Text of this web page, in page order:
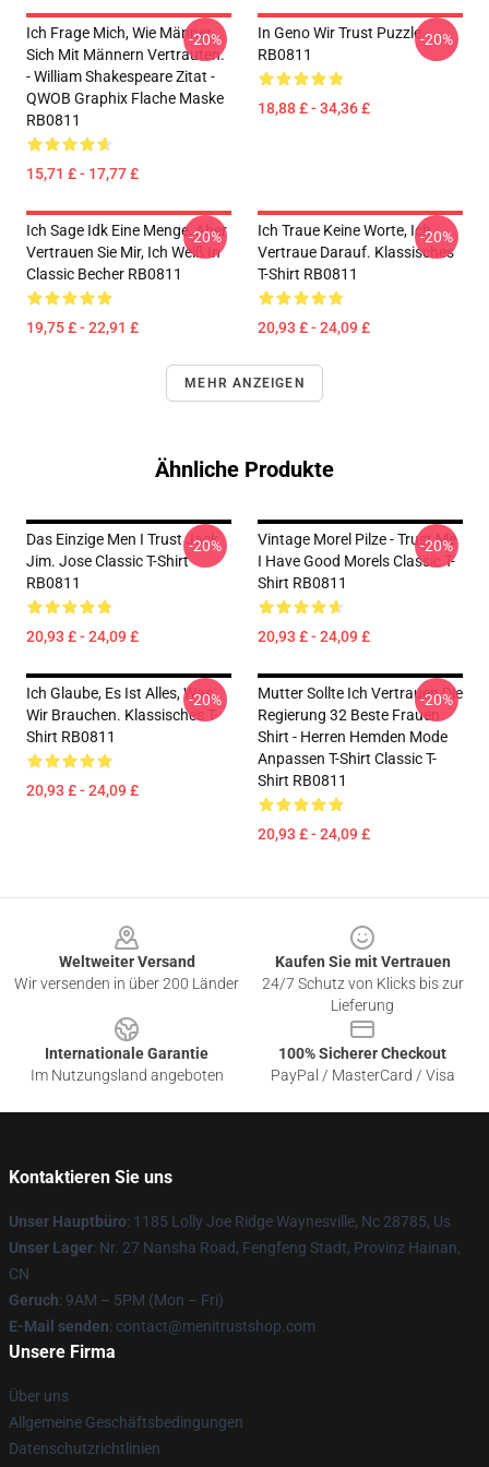
Ich Frage Mich, Wie Männer
Sich Mit Männern Vertrauten.
- William Shakespeare Zitat -
QWOB Graphix Flache Maske
RB0811
15,71 £ - 17,77 £
-20%
In Geno Wir Trust Puzzle
RB0811
18,88 £ - 34,36 £
-20%
Ich Sage Idk Eine Menge, Aber
Vertrauen Sie Mir, Ich Weiß In
Classic Becher RB0811
19,75 £ - 22,91 £
-20%
Ich Traue Keine Worte, Ich
Vertraue Darauf. Klassisches
T-Shirt RB0811
20,93 £ - 24,09 £
-20%
MEHR ANZEIGEN
Ähnliche Produkte
Das Einzige Men I Trust Jack
Jim. Jose Classic T-Shirt
RB0811
20,93 £ - 24,09 £
-20%
Vintage Morel Pilze - Trust Me
I Have Good Morels Classic T-
Shirt RB0811
20,93 £ - 24,09 £
-20%
Ich Glaube, Es Ist Alles, Was
Wir Brauchen. Klassisches T-
Shirt RB0811
20,93 £ - 24,09 £
-20%
Mutter Sollte Ich Vertrauen Die
Regierung 32 Beste Frauen
Shirt - Herren Hemden Mode
Anpassen T-Shirt Classic T-
Shirt RB0811
20,93 £ - 24,09 £
-20%
Weltweiter Versand
Wir versenden in über 200 Länder
Kaufen Sie mit Vertrauen
24/7 Schutz von Klicks bis zur
Lieferung
Internationale Garantie
Im Nutzungsland angeboten
100% Sicherer Checkout
PayPal / MasterCard / Visa
Kontaktieren Sie uns
Unser Hauptbüro: 1185 Lolly Joe Ridge Waynesville, Nc 28785, Us
Unser Lager: Nr. 27 Nansha Road, Fengfeng Stadt, Provinz Hainan,
CN
Geruch: 9AM – 5PM (Mon – Fri)
E-Mail senden: contact@menitrustshop.com
Unsere Firma
Über uns
Allgemeine Geschäftsbedingungen
Datenschutzrichtlinien